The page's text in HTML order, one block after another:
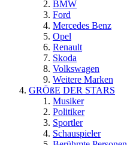
BMW
Ford
Mercedes Benz
Opel
Renault
Skoda
Volkswagen
Weitere Marken
GRÖßE DER STARS
Musiker
Politiker
Sportler
Schauspieler